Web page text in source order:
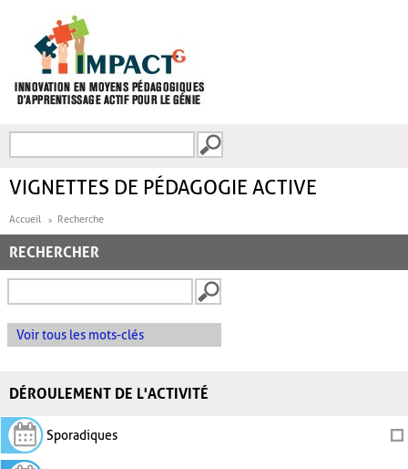
FORMULAIRE DE
VIGNETTES DE PÉDAGOGIE ACTIVE
Accueil Recherche
RECHERCHER
Voir tous les mots-clés
DÉROULEMENT DE L'ACTIVITÉ
Sporadiques